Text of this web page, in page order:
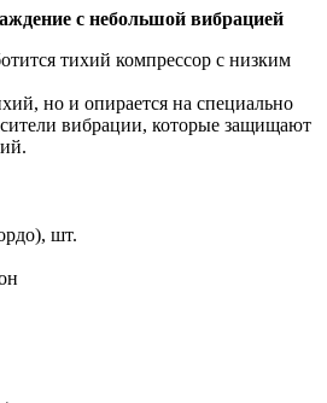
с небольшой вибрацией
тихий компрессор с низким
но и опирается на специально
вибрации, которые защищают
шт.